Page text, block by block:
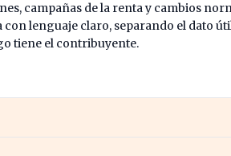
campañas de la renta y cambios
con lenguaje claro, separando el dato
tiene el contribuyente.